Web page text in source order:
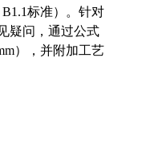
标准）。针对
疑问，通过公式
），并附加工艺